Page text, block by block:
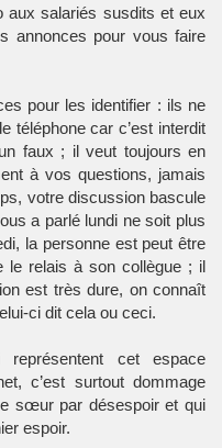
aux salariés susdits et eux
annonces pour vous faire
pour les identifier : ils ne
téléphone car c’est interdit
faux ; il veut toujours en
à vos questions, jamais
votre discussion bascule
a parlé lundi ne soit plus
la personne est peut être
le relais à son collègue ; il
est très dure, on connaît
ci dit cela ou ceci.
cet espace
c’est surtout dommage
sœur par désespoir et qui
espoir.